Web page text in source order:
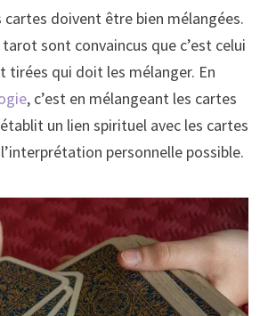
cartes doivent être bien mélangées.
sont convaincus que c’est celui
tirées qui doit les mélanger. En
, c’est en mélangeant les cartes
un lien spirituel avec les cartes
personnelle possible.